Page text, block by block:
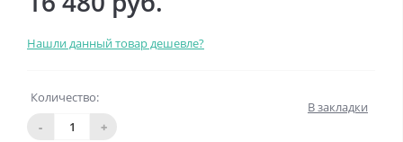
Нашли данный товар дешевле?
Количество:
-
+
В закладки